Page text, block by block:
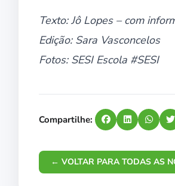
Texto: Jô Lopes – com
Edição: Sara Vasconcelos
Fotos: SESI Escola #SESI
Compartilhe:
← VOLTAR PARA TODAS AS